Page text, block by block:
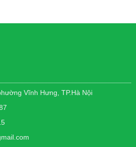
Vĩnh Hưng, TP.Hà Nội